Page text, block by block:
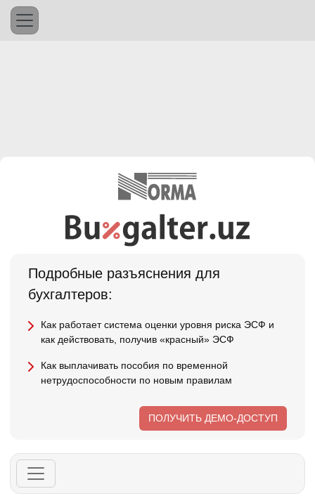
Подробные разъяснения для
бухгалтеров:
Как работает система оценки уровня риска ЭСФ и
как действовать, получив «красный» ЭСФ
Как выплачивать пособия по временной
нетрудоспособности по новым правилам
ПОЛУЧИТЬ ДЕМО-ДОСТУП